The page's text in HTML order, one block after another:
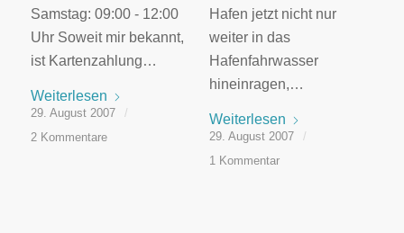
Samstag: 09:00 - 12:00
Uhr Soweit mir bekannt,
ist Kartenzahlung…
Weiterlesen
29. August 2007
/
2 Kommentare
Hafen jetzt nicht nur
weiter in das
Hafenfahrwasser
hineinragen,…
Weiterlesen
29. August 2007
/
1 Kommentar